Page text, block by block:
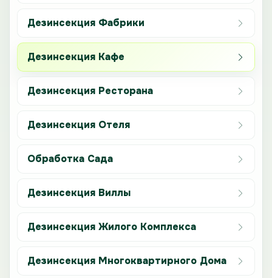
Дезинсекция Фабрики
Дезинсекция Кафе
Дезинсекция Ресторана
Дезинсекция Отеля
Обработка Сада
Дезинсекция Виллы
Дезинсекция Жилого Комплекса
Дезинсекция Многоквартирного Дома